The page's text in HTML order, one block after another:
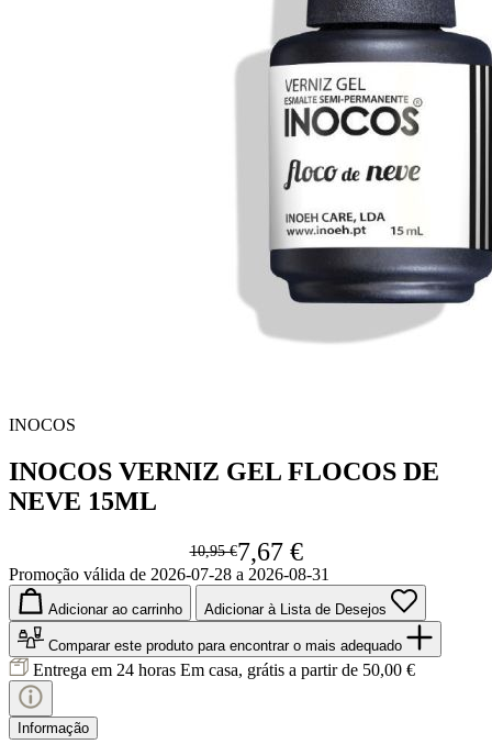
INOCOS
INOCOS VERNIZ GEL FLOCOS DE
NEVE 15ML
10,95 €7,67 €
Promoção válida de 2026-07-28 a 2026-08-31
Adicionar ao carrinho Adicionar à Lista de Desejos
Comparar este produto para encontrar o mais adequado
Entrega em 24 horas Em casa, grátis a partir de 50,00 €
Informação